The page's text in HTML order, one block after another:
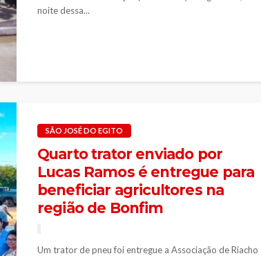
noite dessa...
SÃO JOSÉ DO EGITO
Quarto trator enviado por
Lucas Ramos é entregue para
beneficiar agricultores na
região de Bonfim
Um trator de pneu foi entregue a Associação de Riacho